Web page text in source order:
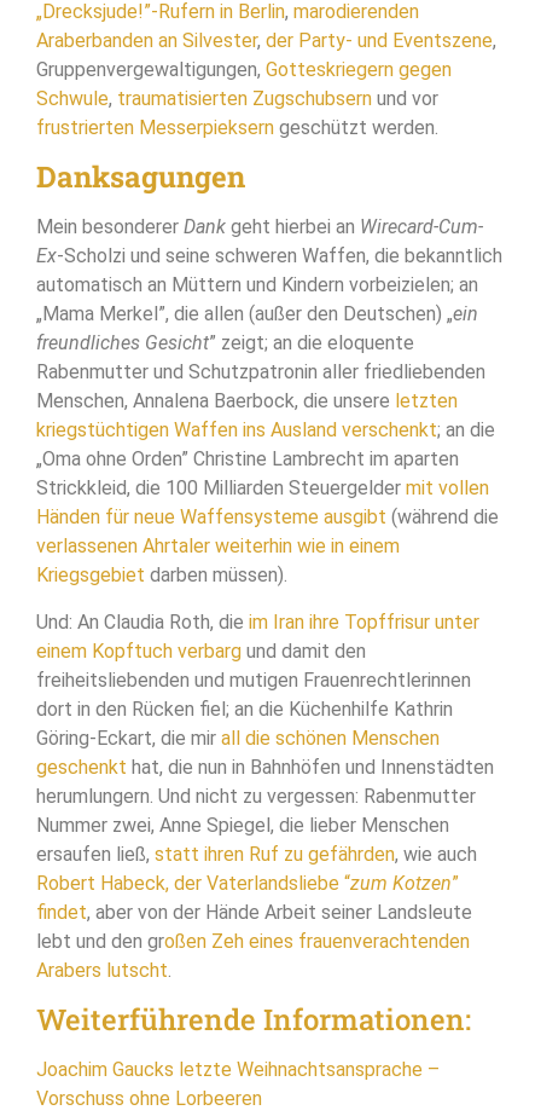
„Drecksjude!”-Rufern in Berlin, marodierenden
Araberbanden an Silvester, der Party- und Eventszene,
Gruppenvergewaltigungen, Gotteskriegern gegen
Schwule, traumatisierten Zugschubsern und vor
frustrierten Messerpieksern geschützt werden.
Danksagungen
Mein besonderer Dank geht hierbei an Wirecard-Cum-
Ex-Scholzi und seine schweren Waffen, die bekanntlich
automatisch an Müttern und Kindern vorbeizielen; an
„Mama Merkel”, die allen (außer den Deutschen) „ein
freundliches Gesicht” zeigt; an die eloquente
Rabenmutter und Schutzpatronin aller friedliebenden
Menschen, Annalena Baerbock, die unsere letzten
kriegstüchtigen Waffen ins Ausland verschenkt; an die
„Oma ohne Orden” Christine Lambrecht im aparten
Strickkleid, die 100 Milliarden Steuergelder mit vollen
Händen für neue Waffensysteme ausgibt (während die
verlassenen Ahrtaler weiterhin wie in einem
Kriegsgebiet darben müssen).
Und: An Claudia Roth, die im Iran ihre Topffrisur unter
einem Kopftuch verbarg und damit den
freiheitsliebenden und mutigen Frauenrechtlerinnen
dort in den Rücken fiel; an die Küchenhilfe Kathrin
Göring-Eckart, die mir all die schönen Menschen
geschenkt hat, die nun in Bahnhöfen und Innenstädten
herumlungern. Und nicht zu vergessen: Rabenmutter
Nummer zwei, Anne Spiegel, die lieber Menschen
ersaufen ließ, statt ihren Ruf zu gefährden, wie auch
Robert Habeck, der Vaterlandsliebe “zum Kotzen”
findet, aber von der Hände Arbeit seiner Landsleute
lebt und den großen Zeh eines frauenverachtenden
Arabers lutscht
Weiterführende Informationen:
Joachim Gaucks letzte Weihnachtsansprache –
Vorschuss ohne Lorbeeren